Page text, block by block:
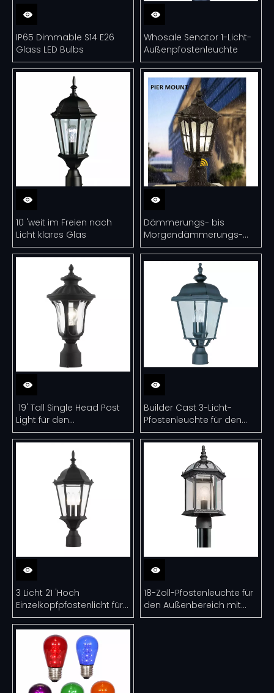
IP65 Dimmable S14 E26
Glass LED Bulbs
Whosale Senator 1-Licht-
Außenpfostenleuchte
10 'weit im Freien nach
Licht klares Glas
Dämmerungs- bis
Morgendämmerungs-
Pfostenleuchte für den
Außenbereich mit 7,6 cm
Pier-Montagesockel
​ 19' Tall Single Head Post
Light für den
Außenbereich
Builder Cast 3-Licht-
Pfostenleuchte für den
Außenbereich
3 Licht 21 'Hoch
Einzelkopfpfostenlicht für
den Außenbereich
18-Zoll-Pfostenleuchte für
den Außenbereich mit
abgeschrägten